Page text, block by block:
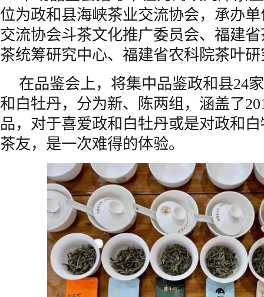
位为政和县海峡茶业交流协会，承办
交流协会斗茶文化推广委员会、福建
茶统筹研究中心、福建省农科院茶叶
在品鉴会上，将集中品鉴政和县24
和白牡丹，分为新、陈两组，涵盖了
品，对于喜爱政和白牡丹或是对政和
茶友，是一次难得的体验。